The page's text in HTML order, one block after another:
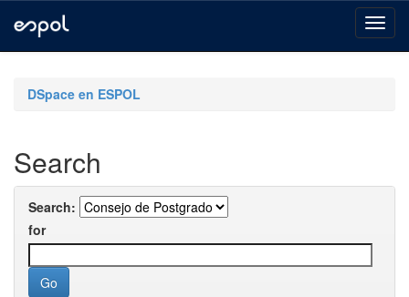
navigationDSpace en ESPOL
Search
Search:
for